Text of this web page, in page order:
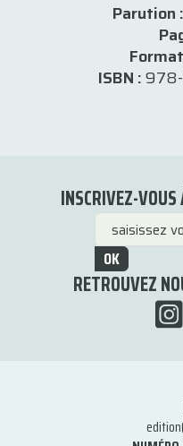
Parution :
ISBN :
INSCRIVEZ-
OK
RETROUVEZ